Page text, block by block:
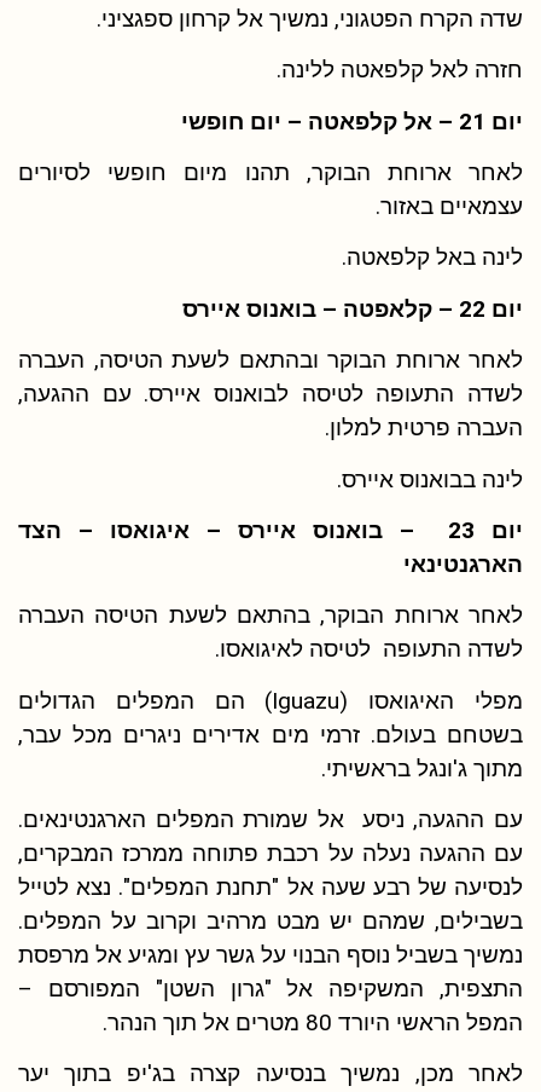
שדה הקרח הפטגוני, נמשיך אל קרחון ספגציני.
חזרה לאל קלפאטה ללינה.
יום 21 – אל קלפאטה – יום חופשי
לאחר ארוחת הבוקר, תהנו מיום חופשי לסיורים
עצמאיים באזור.
לינה באל קלפאטה.
יום 22 – קלאפטה – בואנוס איירס
לאחר ארוחת הבוקר ובהתאם לשעת הטיסה, העברה
לשדה התעופה לטיסה לבואנוס איירס. עם ההגעה,
העברה פרטית למלון.
לינה בבואנוס איירס.
יום 23 – בואנוס איירס – איגואסו – הצד
הארגנטינאי
לאחר ארוחת הבוקר, בהתאם לשעת הטיסה העברה
לשדה התעופה לטיסה לאיגואסו.
מפלי האיגואסו (Iguazu) הם המפלים הגדולים
בשטחם בעולם. זרמי מים אדירים ניגרים מכל עבר,
מתוך ג'ונגל בראשיתי.
עם ההגעה, ניסע אל שמורת המפלים הארגנטינאים.
עם ההגעה נעלה על רכבת פתוחה ממרכז המבקרים,
לנסיעה של רבע שעה אל "תחנת המפלים". נצא לטייל
בשבילים, שמהם יש מבט מרהיב וקרוב על המפלים.
נמשיך בשביל נוסף הבנוי על גשר עץ ומגיע אל מרפסת
התצפית, המשקיפה אל "גרון השטן" המפורסם –
המפל הראשי היורד 80 מטרים אל תוך הנהר.
לאחר מכן, נמשיך בנסיעה קצרה בג'יפ בתוך יער